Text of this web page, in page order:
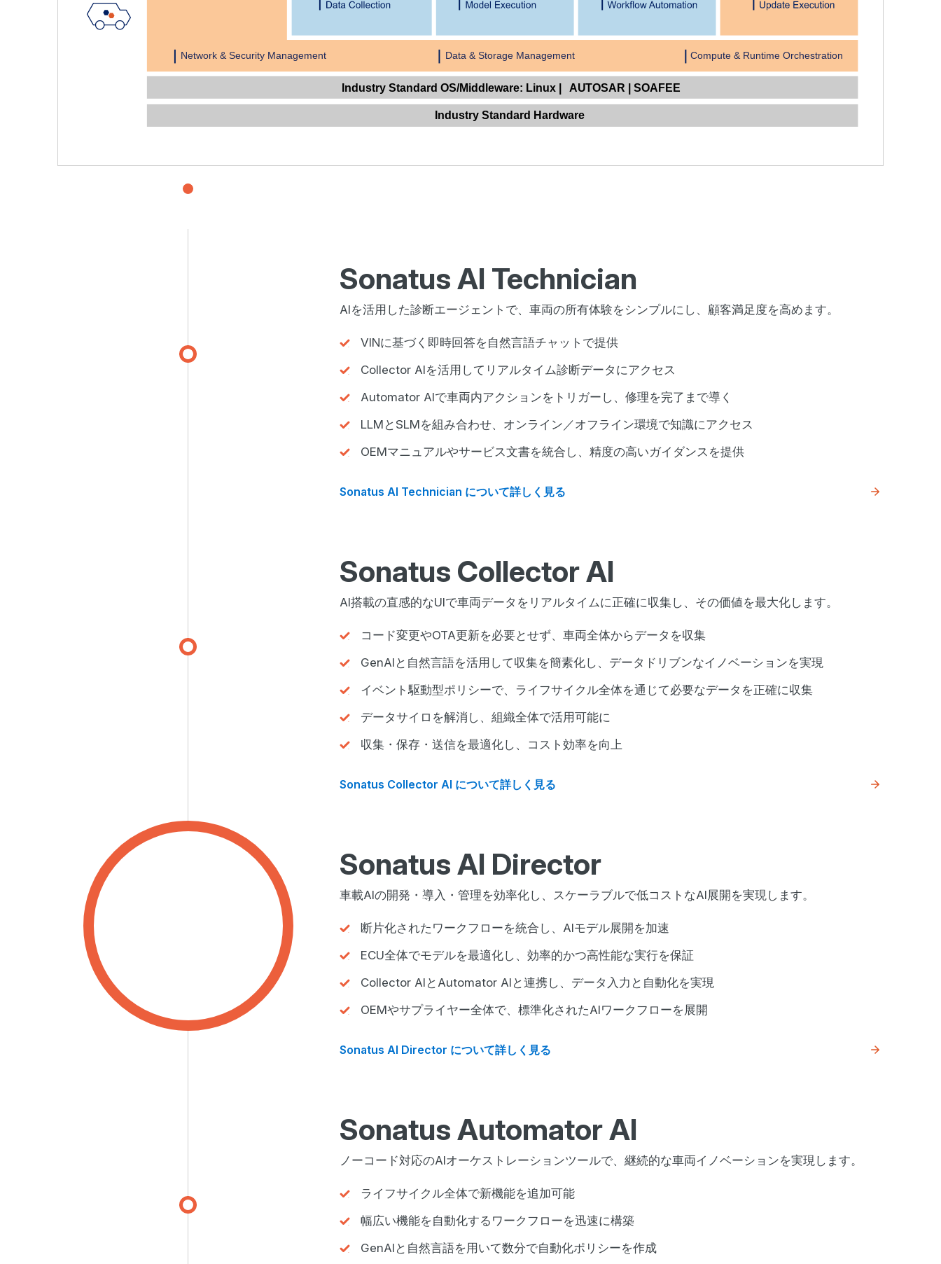
Sonatus AI Technician
AIを活用した診断エージェントで、車両の所有体験をシンプルにし、顧客満足度を高めます。
VINに基づく即時回答を自然言語チャットで提供
Collector AIを活用してリアルタイム診断データにアクセス
Automator AIで車両内アクションをトリガーし、修理を完了まで導く
LLMとSLMを組み合わせ、オンライン／オフライン環境で知識にアクセス
OEMマニュアルやサービス文書を統合し、精度の高いガイダンスを提供
Sonatus AI Technician について詳しく見る
Sonatus Collector AI
AI搭載の直感的なUIで車両データをリアルタイムに正確に収集し、その価値を最大化します。
コード変更やOTA更新を必要とせず、車両全体からデータを収集
GenAIと自然言語を活用して収集を簡素化し、データドリブンなイノベーションを実現
イベント駆動型ポリシーで、ライフサイクル全体を通じて必要なデータを正確に収集
データサイロを解消し、組織全体で活用可能に
収集・保存・送信を最適化し、コスト効率を向上
Sonatus Collector AI について詳しく見る
Sonatus AI Director
車載AIの開発・導入・管理を効率化し、スケーラブルで低コストなAI展開を実現します。
断片化されたワークフローを統合し、AIモデル展開を加速
ECU全体でモデルを最適化し、効率的かつ高性能な実行を保証
Collector AIとAutomator AIと連携し、データ入力と自動化を実現
OEMやサプライヤー全体で、標準化されたAIワークフローを展開
Sonatus AI Director について詳しく見る
Sonatus Automator AI
ノーコード対応のAIオーケストレーションツールで、継続的な車両イノベーションを実現します。
ライフサイクル全体で新機能を追加可能
幅広い機能を自動化するワークフローを迅速に構築
GenAIと自然言語を用いて数分で自動化ポリシーを作成